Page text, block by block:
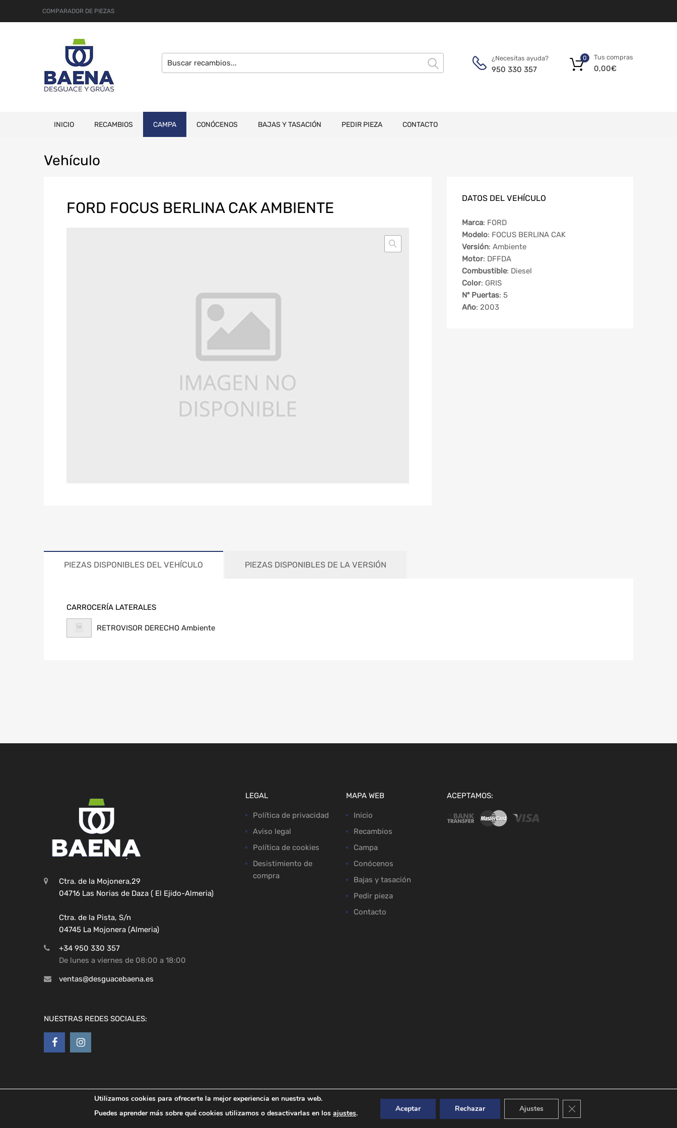
COMPARADOR DE PIEZAS
¿Necesitas ayuda?
950 330 357
Tus compras
0,00€
0
INICIO RECAMBIOS CAMPA CONÓCENOS BAJAS Y TASACIÓN PEDIR PIEZA CONTACTO
Vehículo
FORD FOCUS BERLINA CAK AMBIENTE
DATOS DEL VEHÍCULO
Marca: FORD
Modelo: FOCUS BERLINA CAK
Versión: Ambiente
Motor: DFFDA
Combustible: Diesel
Color: GRIS
Nº Puertas: 5
Año: 2003
PIEZAS DISPONIBLES DEL VEHÍCULO PIEZAS DISPONIBLES DE LA VERSIÓN
CARROCERÍA LATERALES
RETROVISOR DERECHO Ambiente
Ctra. de la Mojonera,29
04716 Las Norias de Daza ( El Ejido-Almeria)
Ctra. de la Pista, S/n
04745 La Mojonera (Almeria)
+34 950 330 357
De lunes a viernes de 08:00 a 18:00
ventas@desguacebaena.es
NUESTRAS REDES SOCIALES:
LEGAL
Política de privacidad
Aviso legal
Política de cookies
Desistimiento de
compra
MAPA WEB
Inicio
Recambios
Campa
Conócenos
Bajas y tasación
Pedir pieza
Contacto
ACEPTAMOS:
Desguaces Baena
Utilizamos cookies para ofrecerte la mejor experiencia en nuestra web.
Puedes aprender más sobre qué cookies utilizamos o desactivarlas en losajustes. Aceptar Rechazar Ajustes Cerrar el banner de cookies RGPD